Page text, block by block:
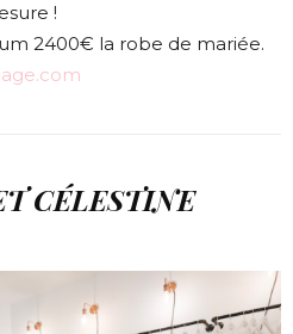
!
2400€ la robe de mariée.
CÉLESTINE